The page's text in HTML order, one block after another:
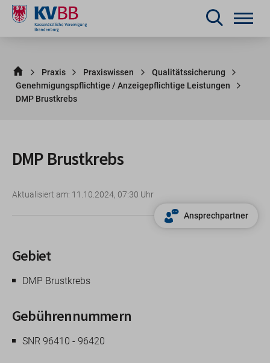
Praxis Praxiswissen
Qualitätssicherung
Genehmigungspflichtige / Anzeigepflichtige Leistungen
DMP Brustkrebs
DMP Brustkrebs
Aktualisiert am: 11.10.2024, 07:30 Uhr
Ansprechpartner
Gebiet
DMP Brustkrebs
Gebührennummern
SNR 96410 - 96420